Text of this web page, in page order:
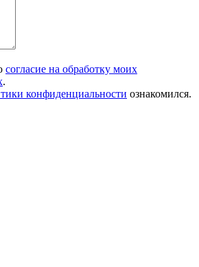
согласие на обработку моих
.
конфиденциальности ознакомился.